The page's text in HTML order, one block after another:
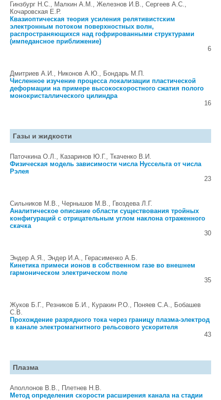
Гинзбург Н.С., Малкин А.М., Железнов И.В., Сергеев А.С.,
Кочаровская Е.Р.
Квазиоптическая теория усиления релятивистским
электронным потоком поверхностных волн,
распространяющихся над гофрированными структурами
(импедансное приближение)
6
Дмитриев А.И., Никонов А.Ю., Бондарь М.П.
Численное изучение процесса локализации пластической
деформации на примере высокоскоростного сжатия полого
монокристаллического цилиндра
16
Газы и жидкости
Паточкина О.Л., Казаринов Ю.Г., Ткаченко В.И.
Физическая модель зависимости числа Нуссельта от числа
Рэлея
23
Сильников М.В., Чернышов М.В., Гвоздева Л.Г.
Аналитическое описание области существования тройных
конфигураций с отрицательным углом наклона отраженного
скачка
30
Эндер А.Я., Эндер И.А., Герасименко А.Б.
Кинетика примеси ионов в собственном газе во внешнем
гармоническом электрическом поле
35
Жуков Б.Г., Резников Б.И., Куракин Р.О., Поняев С.А., Бобашев
С.В.
Прохождение разрядного тока через границу плазма-электрод
в канале электромагнитного рельсового ускорителя
43
Плазма
Аполлонов В.В., Плетнев Н.В.
Метод определения скорости расширения канала на стадии